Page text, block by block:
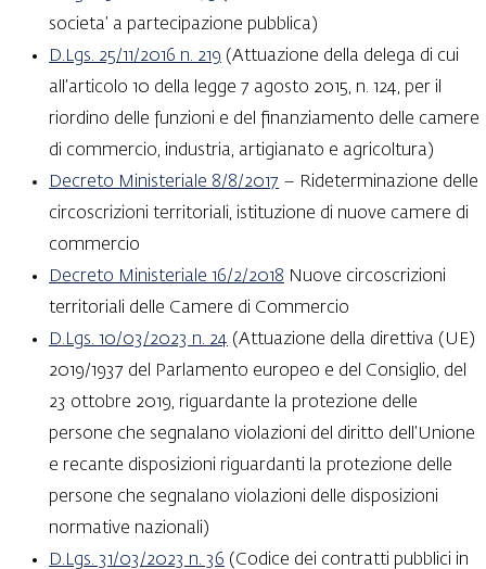
societa’ a partecipazione pubblica)
D.Lgs. 25/11/2016 n. 219 (Attuazione della delega di cui
all’articolo 10 della legge 7 agosto 2015, n. 124, per il
riordino delle funzioni e del finanziamento delle camere
di commercio, industria, artigianato e agricoltura)
Decreto Ministeriale 8/8/2017 – Rideterminazione delle
circoscrizioni territoriali, istituzione di nuove camere di
commercio
Decreto Ministeriale 16/2/2018 Nuove circoscrizioni
territoriali delle Camere di Commercio
D.Lgs. 10/03/2023 n. 24 (Attuazione della direttiva (UE)
2019/1937 del Parlamento europeo e del Consiglio, del
23 ottobre 2019, riguardante la protezione delle
persone che segnalano violazioni del diritto dell’Unione
e recante disposizioni riguardanti la protezione delle
persone che segnalano violazioni delle disposizioni
normative nazionali)
D.Lgs. 31/03/2023 n. 36 (Codice dei contratti pubblici in